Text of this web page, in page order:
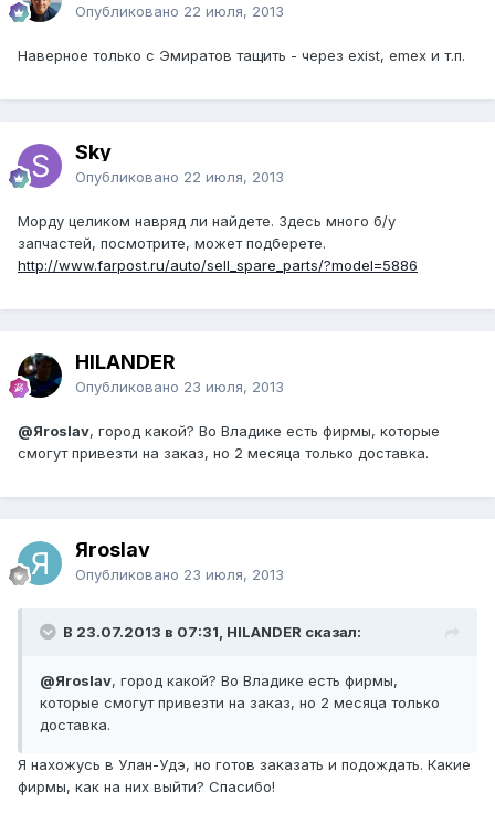
Опубликовано 22 июля, 2013
Наверное только с Эмиратов тащить - через exist, emex и т.п.
Sky
Опубликовано 22 июля, 2013
Морду целиком навряд ли найдете. Здесь много б/у
запчастей, посмотрите, может подберете.
http://www.farpost.ru/auto/sell_spare_parts/?model=5886
HILANDER
Опубликовано 23 июля, 2013
@Яroslav, город какой? Во Владике есть фирмы, которые
смогут привезти на заказ, но 2 месяца только доставка.
Яroslav
Опубликовано 23 июля, 2013
В 23.07.2013 в 07:31, HILANDER сказал:
@Яroslav, город какой? Во Владике есть фирмы,
которые смогут привезти на заказ, но 2 месяца только
доставка.
Я нахожусь в Улан-Удэ, но готов заказать и подождать. Какие
фирмы, как на них выйти? Спасибо!